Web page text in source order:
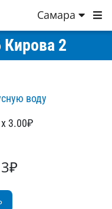
Самара
2
воду
x 3.00₽
3₽